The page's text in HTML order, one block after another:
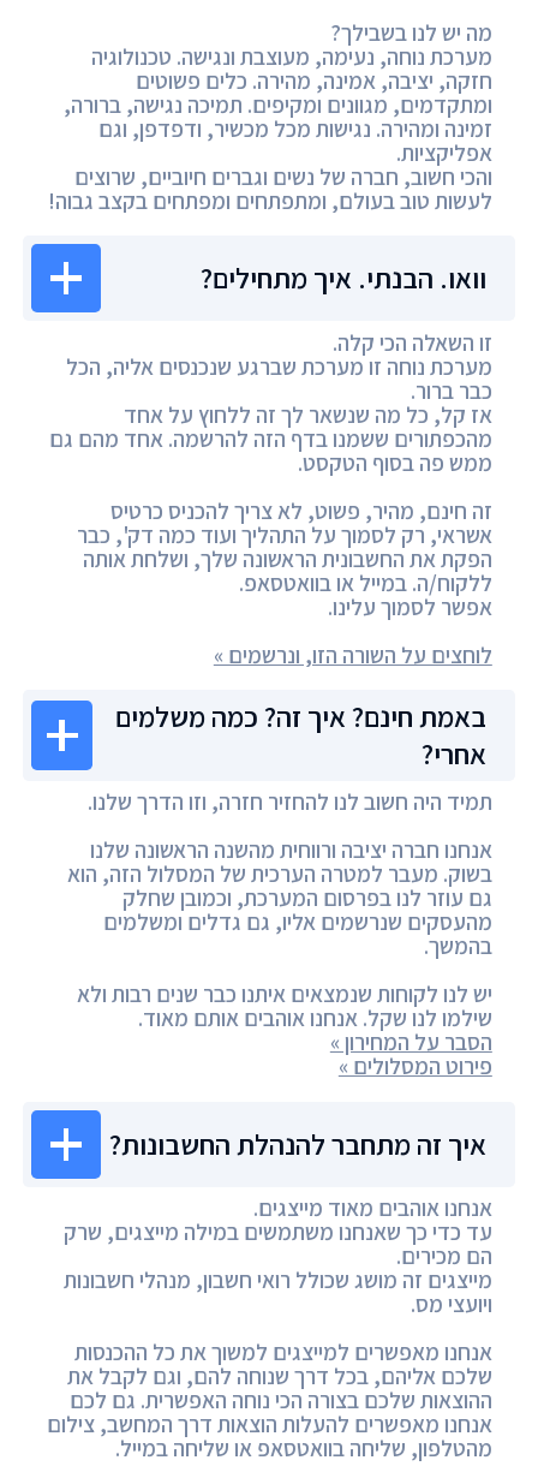
מה יש לנו בשבילך?
מערכת נוחה, נעימה, מעוצבת ונגישה. טכנולוגיה
חזקה, יציבה, אמינה, מהירה. כלים פשוטים
ומתקדמים, מגוונים ומקיפים. תמיכה נגישה, ברורה,
זמינה ומהירה. נגישות מכל מכשיר, ודפדפן, וגם
אפליקציות.
והכי חשוב, חברה של נשים וגברים חיוביים, שרוצים
לעשות טוב בעולם, ומתפתחים ומפתחים בקצב גבוה!
וואו. הבנתי. איך מתחילים?
זו השאלה הכי קלה.
מערכת נוחה זו מערכת שברגע שנכנסים אליה, הכל
כבר ברור.
אז קל, כל מה שנשאר לך זה ללחוץ על אחד
מהכפתורים ששמנו בדף הזה להרשמה. אחד מהם גם
ממש פה בסוף הטקסט.
זה חינם, מהיר, פשוט, לא צריך להכניס כרטיס
אשראי, רק לסמוך על התהליך ועוד כמה דק', כבר
הפקת את החשבונית הראשונה שלך, ושלחת אותה
ללקוח/ה. במייל או בוואטסאפ.
אפשר לסמוך עלינו.
לוחצים על השורה הזו, ונרשמים »
באמת חינם? איך זה? כמה משלמים
אחרי?
תמיד היה חשוב לנו להחזיר חזרה, וזו הדרך שלנו.
אנחנו חברה יציבה ורווחית מהשנה הראשונה שלנו
בשוק. מעבר למטרה הערכית של המסלול הזה, הוא
גם עוזר לנו בפרסום המערכת, וכמובן שחלק
מהעסקים שנרשמים אליו, גם גדלים ומשלמים
בהמשך.
יש לנו לקוחות שנמצאים איתנו כבר שנים רבות ולא
שילמו לנו שקל. אנחנו אוהבים אותם מאוד.
הסבר על המחירון »
פירוט המסלולים »
איך זה מתחבר להנהלת החשבונות?
אנחנו אוהבים מאוד מייצגים.
עד כדי כך שאנחנו משתמשים במילה מייצגים, שרק
הם מכירים.
מייצגים זה מושג שכולל רואי חשבון, מנהלי חשבונות
ויועצי מס.
אנחנו מאפשרים למייצגים למשוך את כל ההכנסות
שלכם אליהם, בכל דרך שנוחה להם, וגם לקבל את
ההוצאות שלכם בצורה הכי נוחה האפשרית. גם לכם
אנחנו מאפשרים להעלות הוצאות דרך המחשב, צילום
מהטלפון, שליחה בוואטסאפ או שליחה במייל.